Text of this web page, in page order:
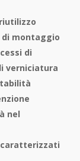
montaggio
di
verniciatura
nel